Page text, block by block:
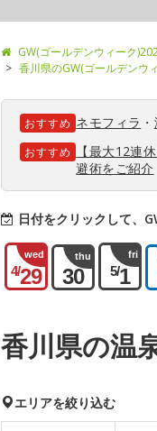
GW(ゴールデンウィーク
香川県のGW(ゴールデンウ
おすすめ ネモフィラ ・
おすすめ
【最大12連
避術をご紹介
日付をクリックして、
wed
4/29
thu
30
fri
5/1
香川県の温
エリアを絞り込む